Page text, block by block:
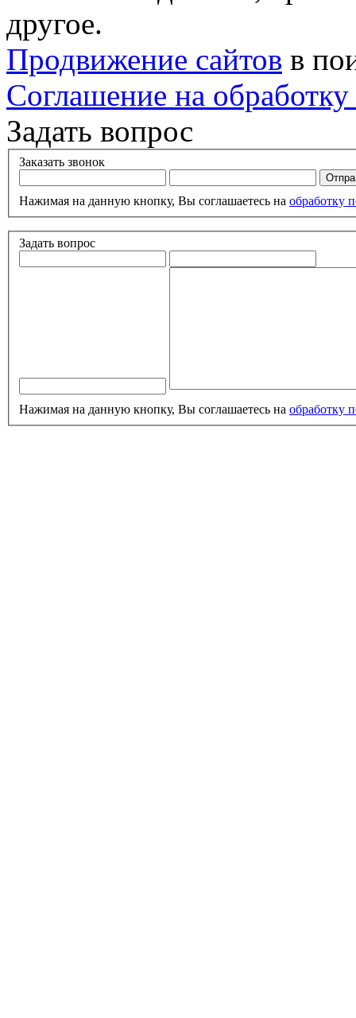
другое.
Продвижение сайтов в
Соглашение на
Задать вопрос
Заказать звонок
Нажимая на данную кнопку, Вы соглашаетесь на обработку
Задать вопрос
Нажимая на данную кнопку, Вы соглашаетесь на обработку